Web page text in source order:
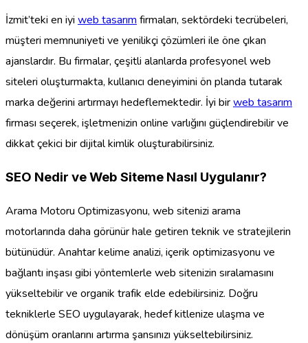
İzmit’teki en iyi web tasarım firmaları, sektördeki tecrübeleri,
müşteri memnuniyeti ve yenilikçi çözümleri ile öne çıkan
ajanslardır. Bu firmalar, çeşitli alanlarda profesyonel web
siteleri oluşturmakta, kullanıcı deneyimini ön planda tutarak
marka değerini artırmayı hedeflemektedir. İyi birweb tasarım
firması seçerek, işletmenizin online varlığını güçlendirebilir ve
dikkat çekici bir dijital kimlik oluşturabilirsiniz.
SEO Nedir ve Web Siteme Nasıl Uygulanır?
Arama Motoru Optimizasyonu, web sitenizi arama
motorlarında daha görünür hale getiren teknik ve stratejilerin
bütünüdür. Anahtar kelime analizi, içerik optimizasyonu ve
bağlantı inşası gibi yöntemlerle web sitenizin sıralamasını
yükseltebilir ve organik trafik elde edebilirsiniz. Doğru
tekniklerle SEO uygulayarak, hedef kitlenize ulaşma ve
dönüşüm oranlarını artırma şansınızı yükseltebilirsiniz.